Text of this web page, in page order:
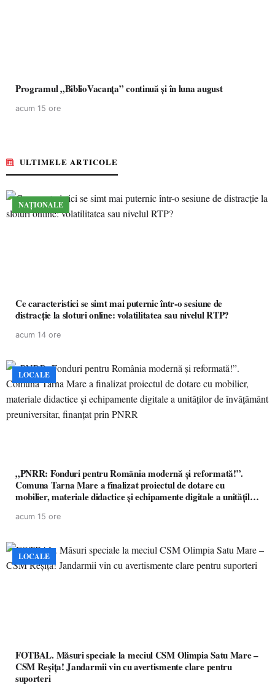
Programul „BiblioVacanța” continuă și în luna august
acum 15 ore
ULTIMELE ARTICOLE
NAȚIONALE
Ce caracteristici se simt mai puternic într-o sesiune de
distracție la sloturi online: volatilitatea sau nivelul RTP?
acum 14 ore
LOCALE
„PNRR: Fonduri pentru România modernă și reformată!”.
Comuna Tarna Mare a finalizat proiectul de dotare cu
mobilier, materiale didactice și echipamente digitale a unităților
acum 15 ore
LOCALE
FOTBAL. Măsuri speciale la meciul CSM Olimpia Satu Mare –
CSM Reșița! Jandarmii vin cu avertismente clare pentru
suporteri